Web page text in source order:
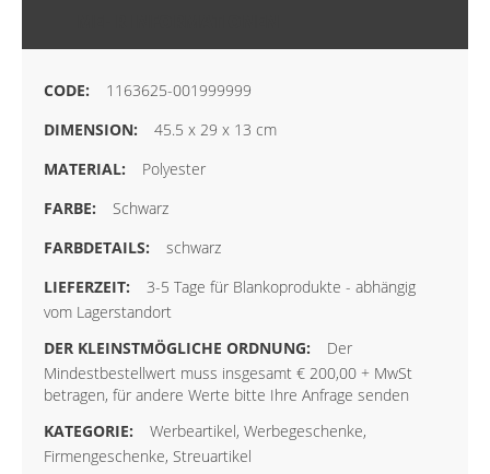
1163625-001999999
45.5 x 29 x 13 cm
Polyester
Schwarz
schwarz
3-5 Tage für Blankoprodukte - abhängig
vom Lagerstandort
Der
Mindestbestellwert muss insgesamt € 200,00 + MwSt
betragen, für andere Werte bitte Ihre Anfrage senden
Werbeartikel, Werbegeschenke,
Firmengeschenke, Streuartikel